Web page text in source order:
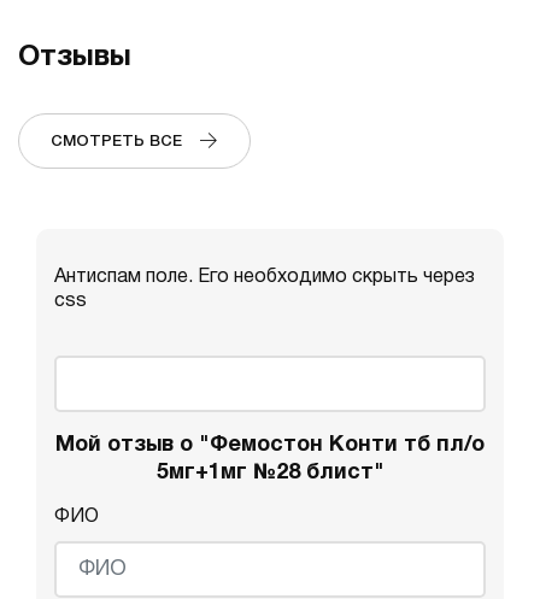
Отзывы
СМОТРЕТЬ ВСЕ
Антиспам поле. Его необходимо скрыть через
css
Мой отзыв о "Фемостон Конти тб пл/о
5мг+1мг №28 блист"
ФИО